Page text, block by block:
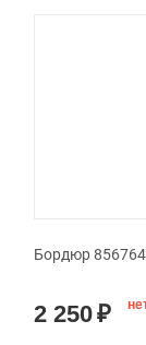
Бордюр
2 250₽